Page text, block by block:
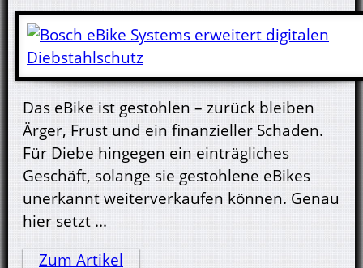
Das eBike ist gestohlen – zurück bleiben
Ärger, Frust und ein finanzieller Schaden.
Für Diebe hingegen ein einträgliches
Geschäft, solange sie gestohlene eBikes
unerkannt weiterverkaufen können. Genau
hier setzt ...
Zum Artikel